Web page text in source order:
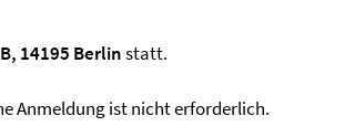
14195 Berlinstatt.
Anmeldung ist nicht erforderlich.